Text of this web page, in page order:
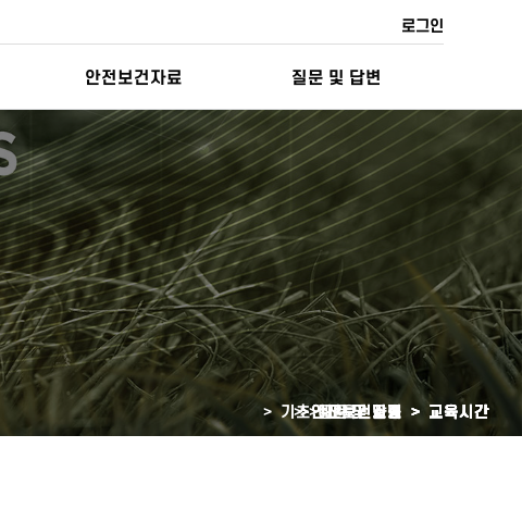
안전보건자료 질문 및 답변
로그인
> 교육원소개 > 교육시간
> 기초안전보건교육 > 교육시간
> 예약 및 일정 > 교육시간
> 안전보건자료 > 교육시간
> 질문 및 답변 > 교육시간